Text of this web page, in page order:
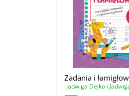
Zadania i
Jadwiga Dejko i